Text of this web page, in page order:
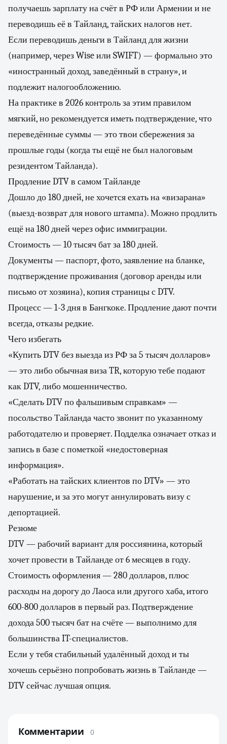
получаешь зарплату на счёт в РФ или Армении и не
переводишь её в Тайланд, тайских налогов нет.
Если переводишь деньги в Тайланд для жизни
(например, через Wise или SWIFT) — формально это
«иностранный доход, заведённый в страну», и
подлежит налогообложению.
На практике в 2026 контроль за этим правилом
мягкий, но рекомендуется иметь подтверждение, что
переведённые суммы — это твои сбережения за
прошлые годы (когда ты ещё не был налоговым
резидентом Тайланда).
Продление DTV в самом Тайланде
Дошло до 180 дней, не хочется ехать на «визарана»
(выезд-возврат для нового штампа). Можно продлить
ещё на 180 дней через офис иммиграции.
Стоимость — 10 тысяч бат за 180 дней.
Документы — паспорт, фото, заявление на бланке,
подтверждение проживания (договор аренды или
письмо от хозяина), копия страницы с DTV.
Процесс — 1-3 дня в Бангкоке. Продление дают почти
всегда, отказы редкие.
Чего избегать
«Купить DTV без выезда из РФ за 5 тысяч долларов»
— это либо обычная виза TR, которую тебе подают
как DTV, либо мошенничество.
«Сделать DTV по фальшивым справкам» —
посольство Тайланда часто звонит по указанному
работодателю и проверяет. Подделка означает отказ и
запись в базе с пометкой «недостоверная
информация».
«Работать на тайских клиентов по DTV» — это
нарушение, и за это могут аннулировать визу с
депортацией.
Резюме
DTV — рабочий вариант для россиянина, который
хочет провести в Тайланде от 6 месяцев в году.
Стоимость оформления — 280 долларов, плюс
расходы на дорогу до Лаоса или другого хаба, итого
600-800 долларов в первый раз. Подтверждение
дохода 500 тысяч бат на счёте — выполнимо для
большинства IT-специалистов.
Если у тебя стабильный удалённый доход и ты
хочешь серьёзно попробовать жизнь в Тайланде —
DTV сейчас лучшая опция.
Комментарии 0